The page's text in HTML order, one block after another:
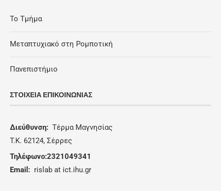
Το Τμήμα
Μεταπτυχιακό στη Ρομποτική
Πανεπιστήμιο
ΣΤΟΙΧΕΊΑ ΕΠΙΚΟΙΝΩΝΊΑΣ
Διεύθυνση: Τέρμα Μαγνησίας
T.K. 62124, Σέρρες
Τηλέφωνο:2321049341
Email: rislab at ict.ihu.gr